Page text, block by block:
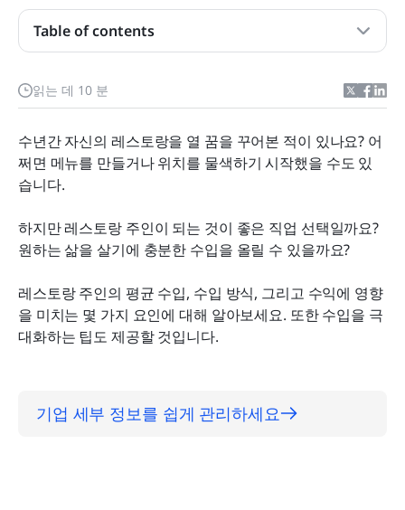
읽는 데 10 분
수년간 자신의 레스토랑을 열 꿈을 꾸어본 적이 있나요? 어
쩌면 메뉴를 만들거나 위치를 물색하기 시작했을 수도 있
습니다.
하지만 레스토랑 주인이 되는 것이 좋은 직업 선택일까요?
원하는 삶을 살기에 충분한 수입을 올릴 수 있을까요?
레스토랑 주인의 평균 수입, 수입 방식, 그리고 수익에 영향
을 미치는 몇 가지 요인에 대해 알아보세요. 또한 수입을 극
대화하는 팁도 제공할 것입니다.
기업 세부 정보를 쉽게 관리하세요
Table of contents
식당 주인들은 평균적으로 얼마를 벌까요?
식당 주인이 자신의 사업에서 어떻게 급여를 받을 수
있나요?
식당 주인의 수입에 영향을 미치는 5가지 요인
식당 주인으로서 수입을 늘리기 시작하려면 어떻게
해야 하나요?
레스토랑 비즈니스 운영을 개선하는 데 Lark가 어떻
게 도움이 될 수 있는지
수입을 극대화하세요 Lark